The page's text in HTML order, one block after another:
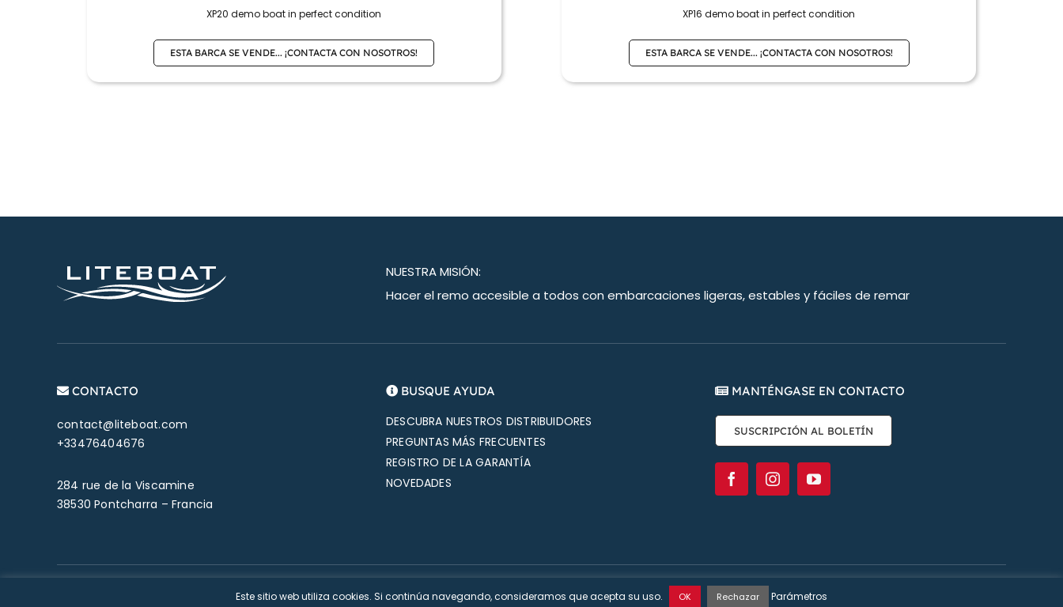
XP20 demo boat in perfect condition
ESTA BARCA SE VENDE... ¡CONTACTA CON NOSOTROS!
XP16 demo boat in perfect condition
ESTA BARCA SE VENDE... ¡CONTACTA CON NOSOTROS!
NUESTRA MISIÓN:
Hacer el remo accesible a todos con embarcaciones ligeras, estables y fáciles de remar
CONTACTO
contact@liteboat.com
+33476404676
284 rue de la Viscamine
38530 Pontcharra – Francia
BUSQUE AYUDA
DESCUBRA NUESTROS DISTRIBUIDORES
PREGUNTAS MÁS FRECUENTES
REGISTRO DE LA GARANTÍA
NOVEDADES
MANTÉNGASE EN CONTACTO
SUSCRIPCIÓN AL BOLETÍN
© Copyright 2026 Liteboat SAS |Aviso de privacidad | Sitio web:Øya Communication
Este sitio web utiliza cookies. Si continúa navegando, consideramos que acepta su uso. OK Rechazar Parámetros